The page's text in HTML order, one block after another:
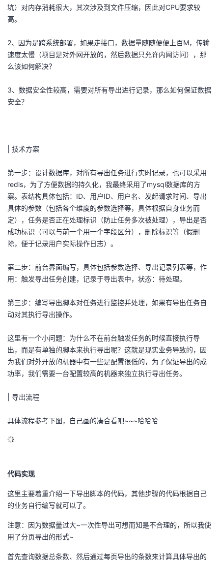
播
活
的
注
程
认
的
验
我
收
支
声
议
坑）对内存消耗很大，其次涉及到文件压缩，因此对CPU要求较
高。
2、因为是跨系统部署，如果走接口，数据量随随便便上百M，传输
速度太慢（项目是对外网开放的，然后数据只允许内网访问），那
么该如何解决？
3、数据安全性较高，需要对所有导出进行记录，那么如何保证数据
安全？
| 技术方案
第一步：设计数据库，对所有导出任务进行实时记录，也可以采用
redis，为了方便数据的持久化，我最终采用了mysql数据库的方
案。表结构具体包括：ID、用户ID、用户名、发起请求时间、导出
具体的参数（包括各个维度的参数选择等，具体根据自身业务而
定），任务是否正在处理标识（防止任务多次被处理），导出是否
成功标识（可以与前一个用一个字段区分），删除标识等（假删
除，便于记录用户实际操作日志）。
第二步：前台界面编写，具体包括参数选择、导出记录列表等，作
用：触发导出任务创建，记录于导出表中，状态：待处理。
第三步：编写导出脚本对任务进行监控并处理，如果有导出任务自
动对其执行导出操作。
这里有一个小问题：为什么不在前台触发任务的时候直接执行导
出，而是有单独的脚本来执行导出呢？这就是现实业务导致的，因
为我们对外开放的机器中有一些是配置很低的，为了保证导出的成
功率，我们需要一台配置较高的机器来独立执行导出任务。
| 导出流程
具体流程参考下图，自己画的凑合看吧~~~哈哈哈
代码实现
这里主要着重介绍一下导出脚本的代码，其他步骤的代码根据自己
的业务自行编写就可以了。
注意：因为数据量过大~一次性导出可想而知是不合理的，所以我使
用了分页导出的形式~
首先查询数据总条数、然后通过每页导出的条数来计算具体导出的